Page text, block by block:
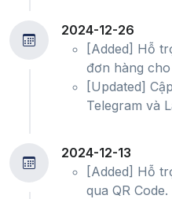
2024-12-26
[Added] Hỗ
đơn hàng
[Updated]
Telegram và
2024-12-13
[Added] Hỗ
qua QR Code.